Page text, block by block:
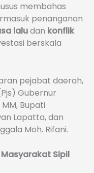
membahas
penanganan
laludan konflik
berskala
pejabat daerah,
Gubernur
Bupati
Lapatta, dan
Moh. Rifani.
Sipil